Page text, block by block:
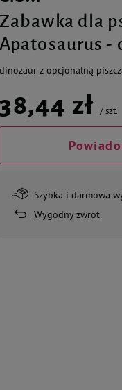
Zabawka dla
Apatosaurus -
dinozaur z opcjonalną
38,44 zł /szt.
Szybka i darmowa
Wygodny zwrot